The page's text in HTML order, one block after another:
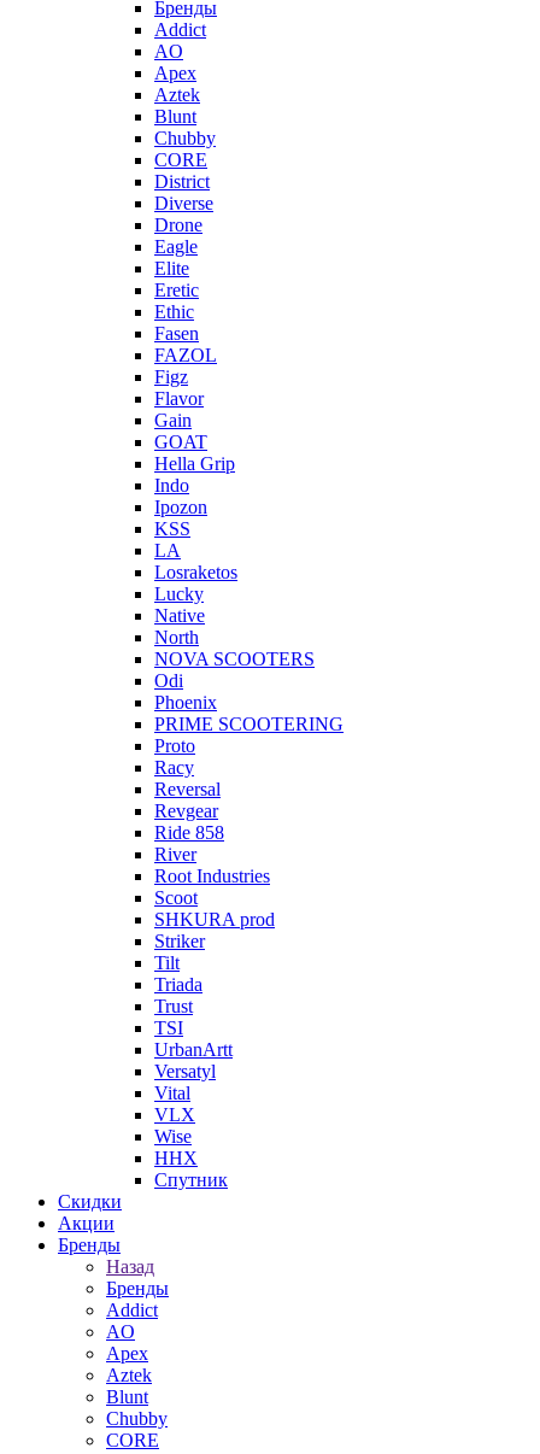
Бренды
Addict
AO
Apex
Aztek
Blunt
Chubby
CORE
District
Diverse
Drone
Eagle
Elite
Eretic
Ethic
Fasen
FAZOL
Figz
Flavor
Gain
GOAT
Hella Grip
Indo
Ipozon
KSS
LA
Losraketos
Lucky
Native
North
NOVA SCOOTERS
Odi
Phoenix
PRIME SCOOTERING
Proto
Racy
Reversal
Revgear
Ride 858
River
Root Industries
Scoot
SHKURA рrоd
Striker
Tilt
Triada
Trust
TSI
UrbanArtt
Versatyl
Vital
VLX
Wise
ННХ
Спутник
Скидки
Акции
Бренды
Назад
Бренды
Addict
AO
Apex
Aztek
Blunt
Chubby
CORE